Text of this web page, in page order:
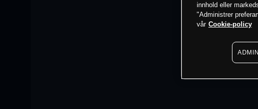
innhold eller
"Administrer
vår Cookie-policy